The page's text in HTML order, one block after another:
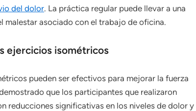
del dolor. La práctica regular puede llevar a una
malestar asociado con el trabajo de oficina.
ejercicios isométricos
pueden ser efectivos para mejorar la fuerza
que los participantes que realizaron
reducciones significativas en los niveles de dolor y